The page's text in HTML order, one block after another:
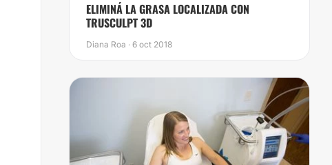
ELIMINÁ LA GRASA LOCALIZADA CON
TRUSCULPT 3D
Diana Roa · 6 oct 2018